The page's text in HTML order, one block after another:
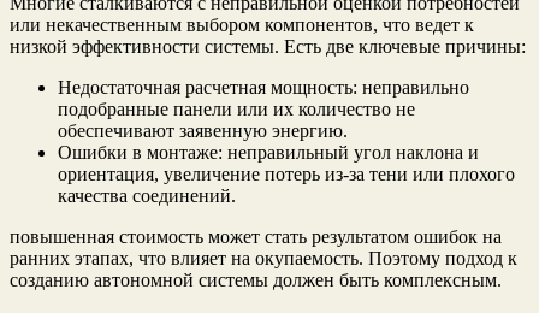
или некачественным выбором компонентов, что ведет к
низкой эффективности системы. Есть две ключевые причины:
Недостаточная расчетная мощность: неправильно
подобранные панели или их количество не
обеспечивают заявенную энергию.
Ошибки в монтаже: неправильный угол наклона и
ориентация, увеличение потерь из-за тени или плохого
качества соединений.
повышенная стоимость может стать результатом ошибок на
ранних этапах, что влияет на окупаемость. Поэтому подход к
созданию автономной системы должен быть комплексным.